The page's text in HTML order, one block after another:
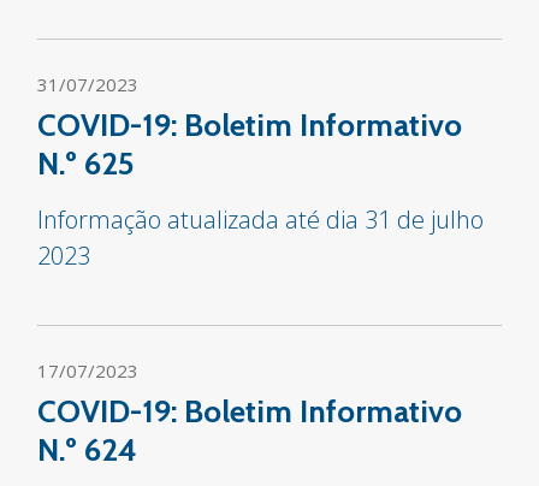
31/07/2023
COVID-19: Boletim Informativo
N.º 625
Informação atualizada até dia 31 de julho
2023
17/07/2023
COVID-19: Boletim Informativo
N.º 624